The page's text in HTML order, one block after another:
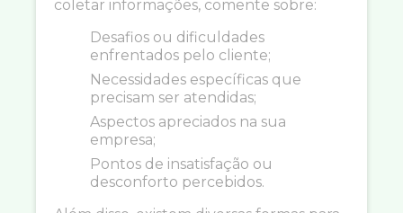
coletar informações, comente sobre:
Desafios ou dificuldades
enfrentados pelo cliente;
Necessidades específicas que
precisam ser atendidas;
Aspectos apreciados na sua
empresa;
Pontos de insatisfação ou
desconforto percebidos.